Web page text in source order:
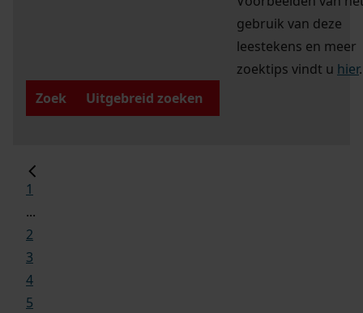
gebruik van deze
leestekens en meer
zoektips vindt u hier.
Zoek
Uitgebreid zoeken
1
...
2
3
4
5